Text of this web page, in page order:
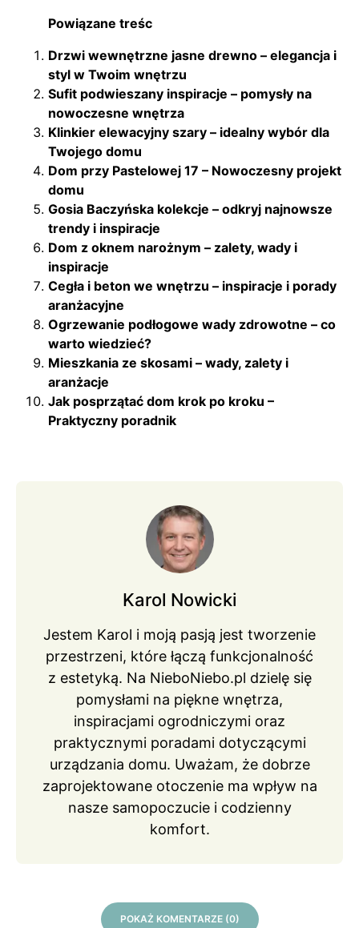
Powiązane treśc
Drzwi wewnętrzne jasne drewno – elegancja i
styl w Twoim wnętrzu
Sufit podwieszany inspiracje – pomysły na
nowoczesne wnętrza
Klinkier elewacyjny szary – idealny wybór dla
Twojego domu
Dom przy Pastelowej 17 – Nowoczesny projekt
domu
Gosia Baczyńska kolekcje – odkryj najnowsze
trendy i inspiracje
Dom z oknem narożnym – zalety, wady i
inspiracje
Cegła i beton we wnętrzu – inspiracje i porady
aranżacyjne
Ogrzewanie podłogowe wady zdrowotne – co
warto wiedzieć?
Mieszkania ze skosami – wady, zalety i
aranżacje
Jak posprzątać dom krok po kroku –
Praktyczny poradnik
Karol Nowicki
Jestem Karol i moją pasją jest tworzenie
przestrzeni, które łączą funkcjonalność
z estetyką. Na NieboNiebo.pl dzielę się
pomysłami na piękne wnętrza,
inspiracjami ogrodniczymi oraz
praktycznymi poradami dotyczącymi
urządzania domu. Uważam, że dobrze
zaprojektowane otoczenie ma wpływ na
nasze samopoczucie i codzienny
komfort.
POKAŻ KOMENTARZE (0)